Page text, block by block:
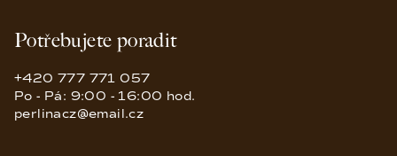
Potřebujete poradit
+420 777 771 057
Po - Pá: 9:00 - 16:00 hod.
perlinacz@email.cz